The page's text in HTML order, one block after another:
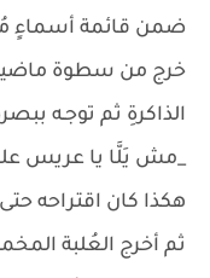
ضمن قائمة أسماءٍ
خرج من سطوة ماضيه
الذاكرةِ ثم توجـه
_مش يَلَّا يا عريس
هكذا كان اقتراحه
ثم أخرج العُلبة